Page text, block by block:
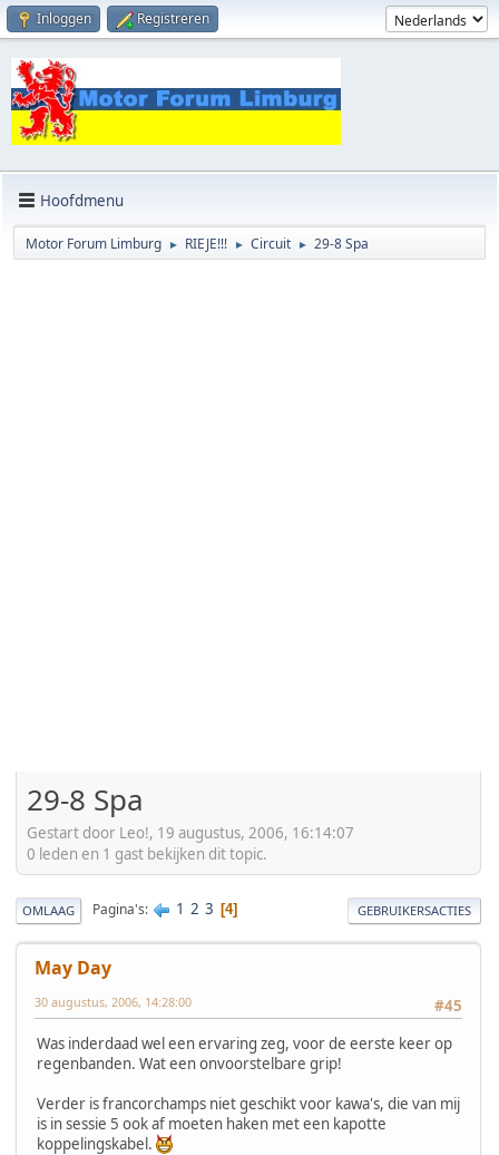
Inloggen Registreren
Hoofdmenu
Motor Forum Limburg ► RIEJE!!! ► Circuit ► 29-8 Spa
29-8 Spa
Gestart door Leo!, 19 augustus, 2006, 16:14:07
0 leden en 1 gast bekijken dit topic.
OMLAAG Pagina's 1 2 3 4 GEBRUIKERSACTIES
May Day
#45
30 augustus, 2006, 14:28:00
Was inderdaad wel een ervaring zeg, voor de eerste keer op
regenbanden. Wat een onvoorstelbare grip!
Verder is francorchamps niet geschikt voor kawa's, die van mij
is in sessie 5 ook af moeten haken met een kapotte
koppelingskabel.